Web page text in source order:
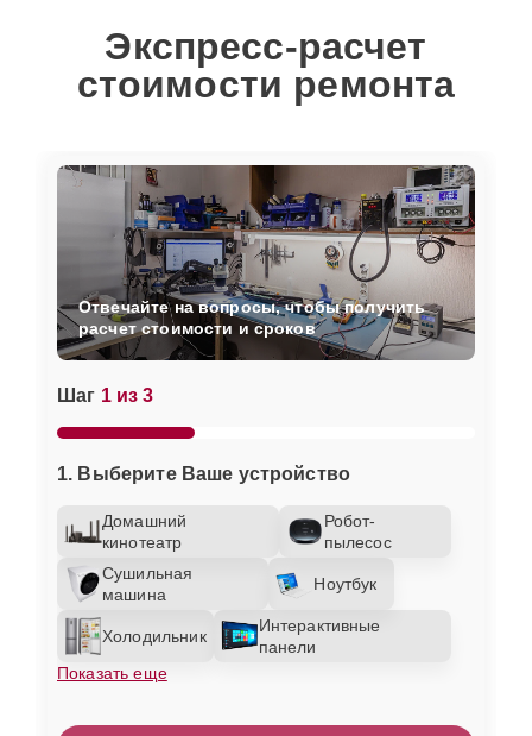
Экспресс-расчет
стоимости ремонта
Шаг 1 из 3
1. Выберите Ваше устройство
Домашний
кинотеатр
Робот-
пылесос
Сушильная
машина
Ноутбук
Холодильник
Интерактивные
панели
Показать еще
Отвечайте на вопросы, чтобы получить
расчет стоимости и сроков